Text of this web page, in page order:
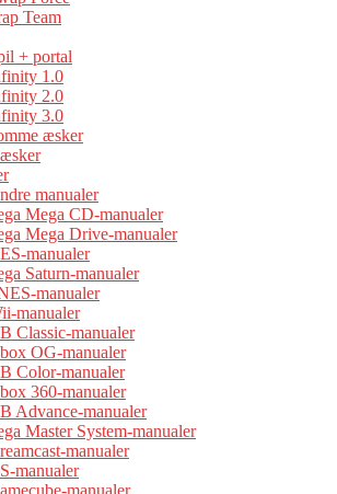
Team
+ portal
1.0
2.0
3.0
æsker
manualer
Mega CD-manualer
Mega Drive-manualer
manualer
Saturn-manualer
manualer
manualer
Classic-manualer
OG-manualer
Color-manualer
360-manualer
Advance-manualer
Master System-manualer
manualer
manualer